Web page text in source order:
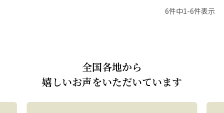
6件中1 -6件表示
全国各地から
嬉しいお声をいただいています